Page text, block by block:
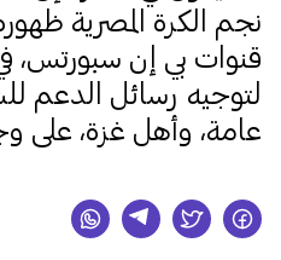
نجم الكرة المصرية
قنوات بي إن سبورتس،
لتوجيه رسائل الدعم
عامة، وأهل غزة، على